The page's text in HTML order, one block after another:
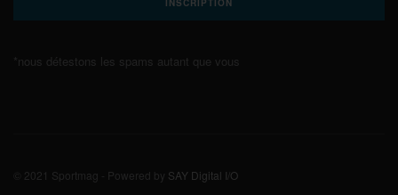
*nous détestons les spams autant que vous
© 2021 Sportmag - Powered by SAY Digital I/O